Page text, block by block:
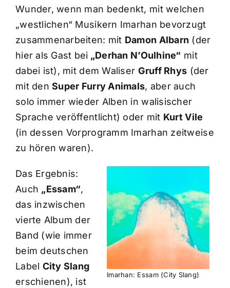
Wunder, wenn man bedenkt, mit welchen
„westlichen“ Musikern Imarhan bevorzugt
zusammenarbeiten: mit Damon Albarn (der
hier als Gast bei „Derhan N’Oulhine“ mit
dabei ist), mit dem Waliser Gruff Rhys (der
mit denSuper Furry Animals, aber auch
solo immer wieder Alben in walisischer
Sprache veröffentlicht) oder mit Kurt Vile
(in dessen Vorprogramm Imarhan zeitweise
zu hören waren).
Imarhan: Essam (City Slang)
Das Ergebnis:
Auch „Essam“,
das inzwischen
vierte Album der
Band (wie immer
beim deutschen
Label City Slang
erschienen), ist